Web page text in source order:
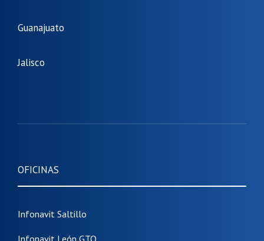
Guanajuato
Jalisco
OFICINAS
Infonavit Saltillo
Infonavit León GTO